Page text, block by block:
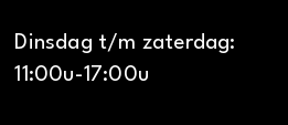
Dinsdag t/m zaterdag:
11:00u-17:00u